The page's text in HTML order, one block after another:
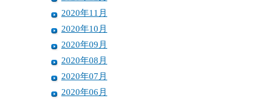
2020年11月
2020年10月
2020年09月
2020年08月
2020年07月
2020年06月